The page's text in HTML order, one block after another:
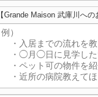
【Grande Maison 武庫川への